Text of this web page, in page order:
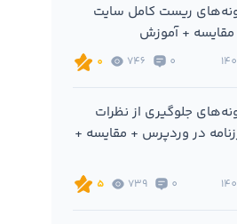
ریست کامل سایت
+ آموزش
0
746
0
جلوگیری از نظرات
در وردپرس + مقایسه +
0
739
5